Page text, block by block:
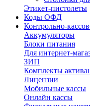
Этикет-пистолеты
Коды ОФД
Контрольно-
Аккумуляторы
Блоки питания
Для интернет-
ЗИП
Комплекты
Лицензии
Мобильные кассы
Онлайн кассы